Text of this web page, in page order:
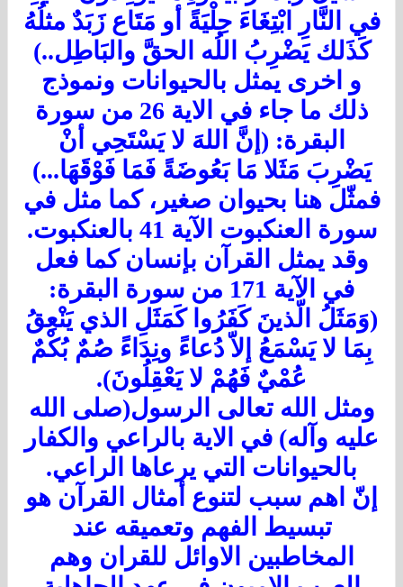
النَّارِ ابْتِغَاءَ حِلْيَةً أو مَتَاع زَبَدٌ مثلُهُ
كَذَلك يَضْرِبُ اللُه الحقَّ والبَاطِل..)
و اخرى يمثل بالحيوانات ونموذج
ذلك ما جاء في الاية 26 من سورة
البقرة: (إنَّ اللهَ لا يَسْتَحِي أنْ
يَضْرِبَ مَثَلا مَا بَعُوضَةً فَمَا فَوْقَهَا...
)
هنا بحيوان صغير، كما مثل في
العنكبوت الآية 41 بالعنكبوت.
وقد يمثل القرآن بإنسان كما فعل
في الآية 171 من سورة البقرة:
الّذينَ كَفَرُوا كَمَثَلِ الذي يَنْعِقُ
بِمَا لا يَسْمَعُ إلاّ دُعاءً ونِدَاءً صُمٌ بُكْمٌ
عُمْيٌ فَهُمْ لا يَعْقِلُونَ).
الله تعالى الرسول(صلى الله
وآله) في الاية بالراعي والكفار
بالحيوانات التي يرعاها الراعي.
اهم سبب لتنوع أمثال القرآن هو
تبسيط الفهم وتعميقه عند
المخاطبين الاوائل للقران وهم